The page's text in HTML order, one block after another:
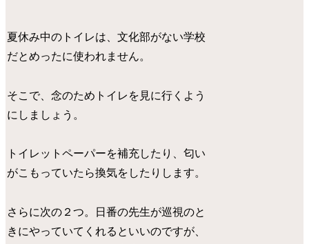
夏休み中のトイレは、文化部がない学校
だとめったに使われません。
そこで、念のためトイレを見に行くよう
にしましょう。
トイレットペーパーを補充したり、匂い
がこもっていたら換気をしたりします。
さらに次の２つ。日番の先生が巡視のと
きにやっていてくれるといいのですが、